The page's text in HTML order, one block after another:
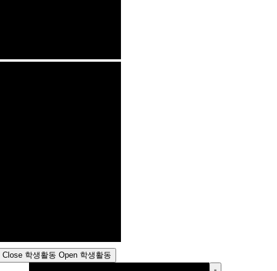
Close 학생활동 Open 학생활동